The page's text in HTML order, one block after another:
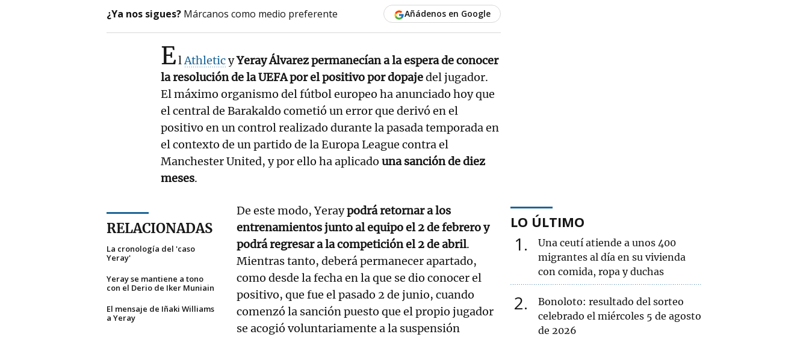
¿Ya nos sigues? Márcanos como medio preferente Añádenos en Google
ElAthleticyYeray Álvarez permanecían a la espera de conocer
la resolución de la UEFA por el positivo por dopajedel jugador.
El máximo organismo del fútbol europeo ha anunciado hoy que
el central de Barakaldo cometió un error que derivó en el
positivo en un control realizado durante la pasada temporada en
el contexto de un partido de la Europa League contra el
Manchester United, y por ello ha aplicado una sanción de diez
meses.
RELACIONADAS
La cronología del 'caso
Yeray'
Yeray se mantiene a tono
con el Derio de Iker Muniain
El mensaje de Iñaki Williams
a Yeray
De este modo, Yeraypodrá retornar a los
entrenamientos junto al equipo el 2 de febrero y
podrá regresar a la competición el 2 de abril.
Mientras tanto, deberá permanecer apartado,
como desde la fecha en la que se dio conocer el
positivo, que fue el pasado 2 de junio, cuando
comenzó la sanción puesto que el propio jugador
se acogió voluntariamente a la suspensión
LO ÚLTIMO
1
Una ceutí atiende a unos 400
migrantes al día en su vivienda
con comida, ropa y duchas
2
Bonoloto: resultado del sorteo
celebrado el miércoles 5 de agosto
de 2026